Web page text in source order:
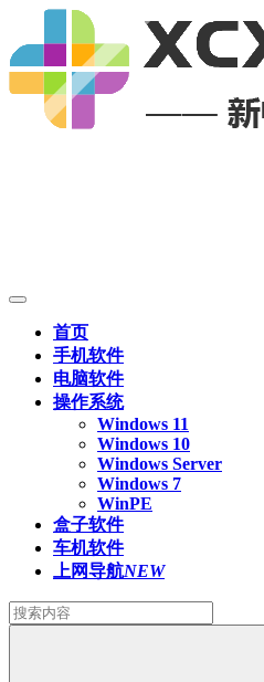
首页
手机软件
电脑软件
操作系统
Windows 11
Windows 10
Windows Server
Windows 7
WinPE
盒子软件
车机软件
上网导航NEW